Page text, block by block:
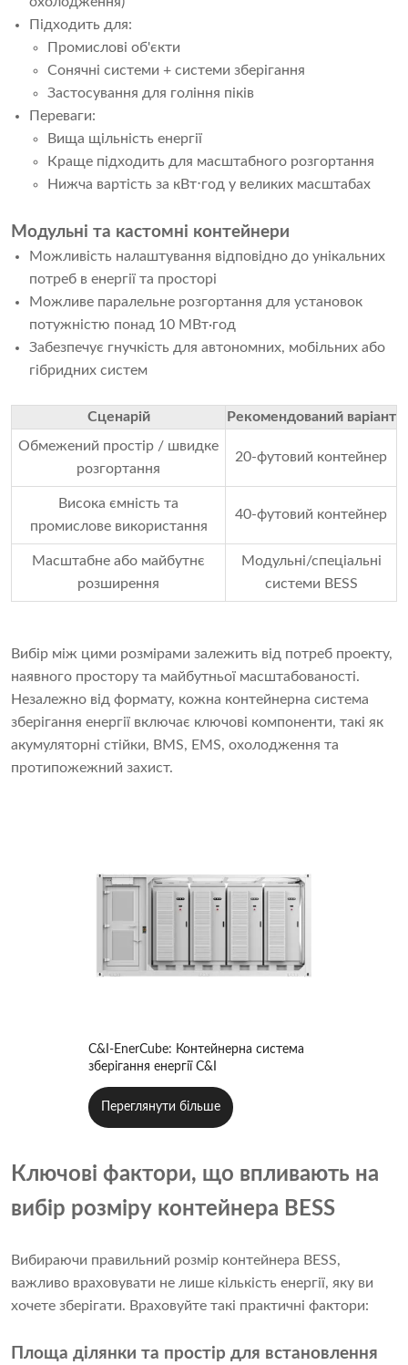
Підходить для:
Промислові об'єкти
Сонячні системи + системи зберігання
Застосування для гоління піків
Переваги:
Вища щільність енергії
Краще підходить для масштабного розгортання
Нижча вартість за кВт⋅год у великих масштабах
Модульні та кастомні контейнери
Можливість налаштування відповідно до унікальних
потреб в енергії та просторі
Можливе паралельне розгортання для установок
потужністю понад 10 МВт·год
Забезпечує гнучкість для автономних, мобільних або
гібридних систем
Сценарій
Рекомендований варіант
Обмежений простір / швидке
розгортання
20-футовий контейнер
Висока ємність та
промислове використання
40-футовий контейнер
Масштабне або майбутнє
розширення
Модульні/спеціальні
системи BESS
Вибір між цими розмірами залежить від потреб проекту,
наявного простору та майбутньої масштабованості.
Незалежно від формату, кожна контейнерна система
зберігання енергії включає ключові компоненти, такі як
акумуляторні стійки, BMS, EMS, охолодження та
протипожежний захист.
C&I-EnerCube: Контейнерна система
зберігання енергії C&I
Переглянути більше
Ключові фактори, що впливають на
вибір розміру контейнера BESS
Вибираючи правильний розмір контейнера BESS,
важливо враховувати не лише кількість енергії, яку ви
хочете зберігати. Враховуйте такі практичні фактори:
Площа ділянки та простір для встановлення